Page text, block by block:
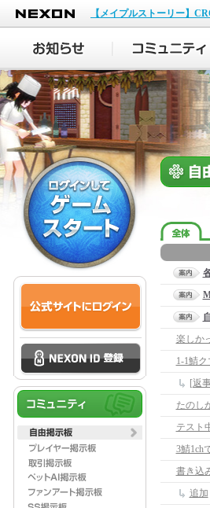
NEXON
【メイプルストーリー】
楽しか
1-1鯖ク
[返
たのし
テスト
3鯖1ch
書き込
追加